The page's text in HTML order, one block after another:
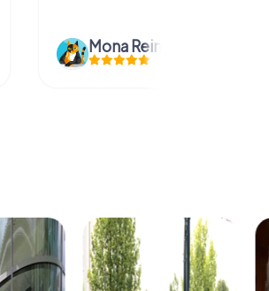
Mona Reinders